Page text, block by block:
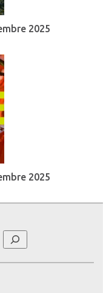
2025
2025